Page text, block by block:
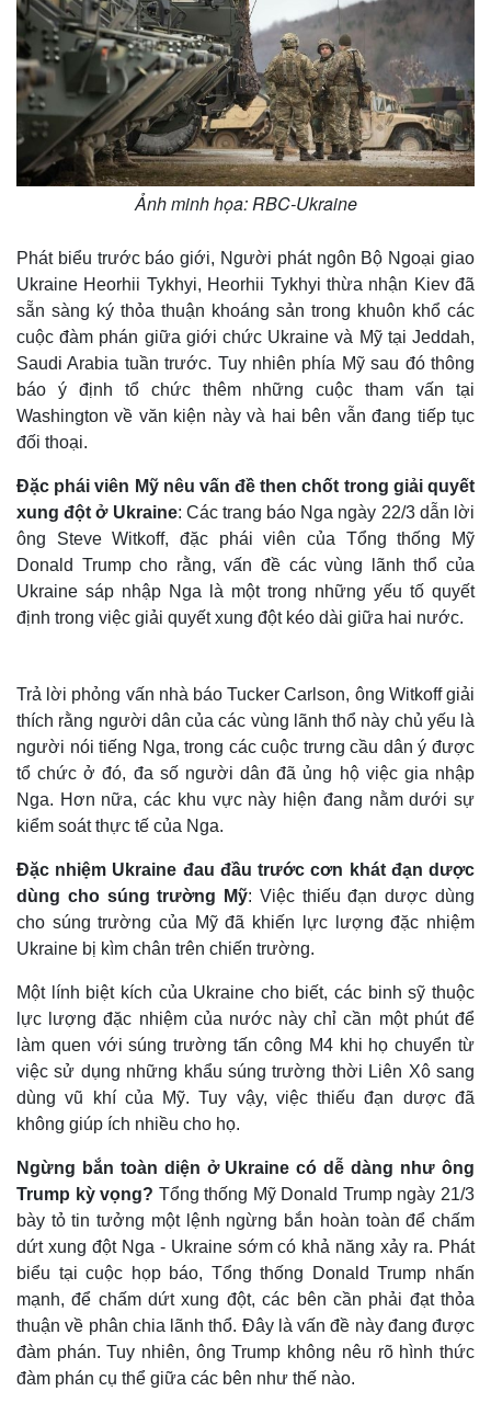
Quan sát
Cuộc sống đó đây
Hồ sơ
Video
Ảnh
E-Magazine
Infographic
Ảnh minh họa: RBC-Ukraine
Phát biểu trước báo giới, Người phát ngôn Bộ Ngoại giao
Ukraine Heorhii Tykhyi, Heorhii Tykhyi thừa nhận Kiev đã
sẵn sàng ký thỏa thuận khoáng sản trong khuôn khổ các
cuộc đàm phán giữa giới chức Ukraine và Mỹ tại Jeddah,
Saudi Arabia tuần trước. Tuy nhiên phía Mỹ sau đó thông
báo ý định tổ chức thêm những cuộc tham vấn tại
Washington về văn kiện này và hai bên vẫn đang tiếp tục
đối thoại.
Đặc phái viên Mỹ nêu vấn đề then chốt trong giải quyết
xung đột ở Ukraine: Các trang báo Nga ngày 22/3 dẫn lời
ông Steve Witkoff, đặc phái viên của Tổng thống Mỹ
Donald Trump cho rằng, vấn đề các vùng lãnh thổ của
Ukraine sáp nhập Nga là một trong những yếu tố quyết
định trong việc giải quyết xung đột kéo dài giữa hai nước.
Trả lời phỏng vấn nhà báo Tucker Carlson, ông Witkoff giải
thích rằng người dân của các vùng lãnh thổ này chủ yếu là
người nói tiếng Nga, trong các cuộc trưng cầu dân ý được
tổ chức ở đó, đa số người dân đã ủng hộ việc gia nhập
Nga. Hơn nữa, các khu vực này hiện đang nằm dưới sự
kiểm soát thực tế của Nga.
Đặc nhiệm Ukraine đau đầu trước cơn khát đạn dược
dùng cho súng trường Mỹ: Việc thiếu đạn dược dùng
cho súng trường của Mỹ đã khiến lực lượng đặc nhiệm
Ukraine bị kìm chân trên chiến trường.
Một lính biệt kích của Ukraine cho biết, các binh sỹ thuộc
lực lượng đặc nhiệm của nước này chỉ cần một phút để
làm quen với súng trường tấn công M4 khi họ chuyển từ
việc sử dụng những khẩu súng trường thời Liên Xô sang
dùng vũ khí của Mỹ. Tuy vậy, việc thiếu đạn dược đã
không giúp ích nhiều cho họ.
Ngừng bắn toàn diện ở Ukraine có dễ dàng như ông
Trump kỳ vọng? Tổng thống Mỹ Donald Trump ngày 21/3
bày tỏ tin tưởng một lệnh ngừng bắn hoàn toàn để chấm
dứt xung đột Nga - Ukraine sớm có khả năng xảy ra. Phát
biểu tại cuộc họp báo, Tổng thống Donald Trump nhấn
mạnh, để chấm dứt xung đột, các bên cần phải đạt thỏa
thuận về phân chia lãnh thổ. Đây là vấn đề này đang được
đàm phán. Tuy nhiên, ông Trump không nêu rõ hình thức
đàm phán cụ thể giữa các bên như thế nào.